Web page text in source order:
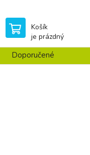
Košík
je prázdný
Doporučené